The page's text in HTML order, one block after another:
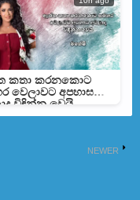
කතා කරනකොට
වෙලාවට අපහාස
විඳින්න වෙයි –
සටහනක්
NEWER